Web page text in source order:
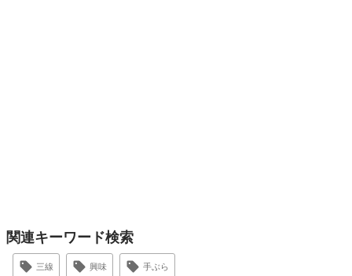
関連キーワード検索
三線 興味 手ぶら